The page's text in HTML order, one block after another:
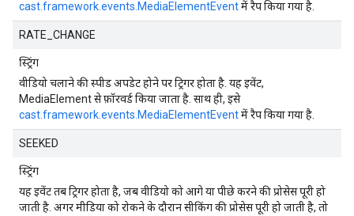
cast.framework.events.MediaElementEventमें रैप किया गया है.
RATE_CHANGE
स्ट्रिंग
वीडियो चलाने की स्पीड अपडेट होने पर ट्रिगर होता है. यह इवेंट,
MediaElement से फ़ॉरवर्ड किया जाता है. साथ ही, इसे
cast.framework.events.MediaElementEventमें रैप किया गया है.
SEEKED
स्ट्रिंग
यह इवेंट तब ट्रिगर होता है, जब वीडियो को आगे या पीछे करने की प्रोसेस पूरी हो
जाती है. अगर मीडिया को रोकने के दौरान सीकिंग की प्रोसेस पूरी हो जाती है, तो